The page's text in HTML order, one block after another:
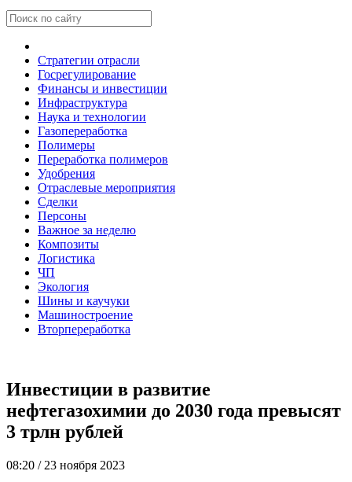
Стратегии отрасли
Госрегулирование
Финансы и инвестиции
Инфраструктура
Наука и технологии
Газопереработка
Полимеры
Переработка полимеров
Удобрения
Отраслевые мероприятия
Сделки
Персоны
Важное за неделю
Композиты
Логистика
ЧП
Экология
Шины и каучуки
Машиностроение
Вторпереработка
Инвестиции в развитие
нефтегазохимии до 2030 года превысят
3 трлн рублей
08:20 / 23 ноября 2023